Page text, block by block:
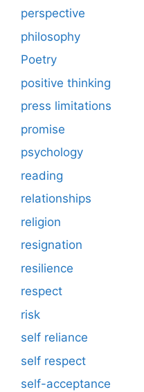
perspective
philosophy
Poetry
positive thinking
press limitations
promise
psychology
reading
relationships
religion
resignation
resilience
respect
risk
self reliance
self respect
self-acceptance